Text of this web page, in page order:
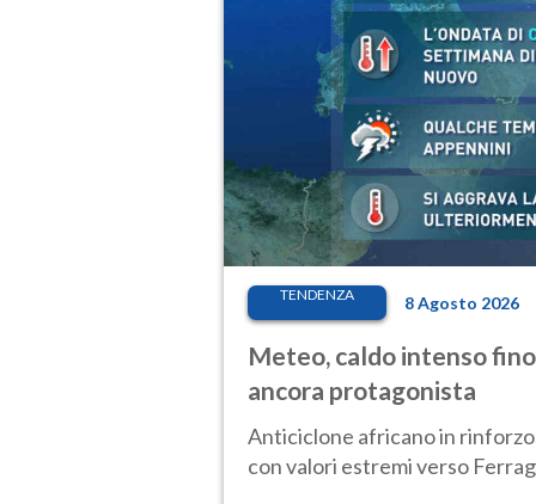
TENDENZA 8 Agosto 2026
Meteo, caldo intenso
ancora protagonista
Anticiclone africano in
con valori estremi verso